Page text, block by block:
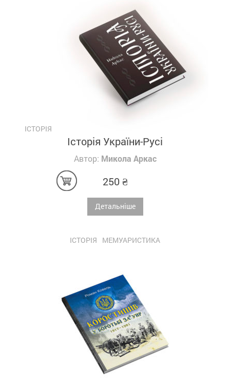
ІСТОРІЯ
Історія України-Русі
Автор: Микола Аркас
250 ₴
Детальніше
ІСТОРІЯ МЕМУАРИСТИКА